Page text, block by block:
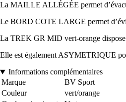
La MAILLE ALLÉGÉE permet
Le BORD COTE LARGE permet
La TREK GR MID vert-orange
Elle est également ASYMETRIQUE
Informations complémentaires
Marque
BV Sport
Couleur
vert/orange